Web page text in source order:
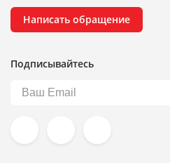
Написать обращение
Подписывайтесь